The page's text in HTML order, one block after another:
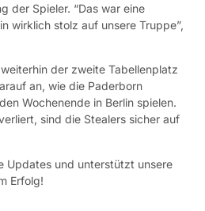
der Spieler. “Das war eine
wirklich stolz auf unsere Truppe”,
der zweite Tabellenplatz
an, wie die Paderborn
Wochenende in Berlin spielen.
sind die Stealers sicher auf
Updates und unterstützt unsere
Erfolg!